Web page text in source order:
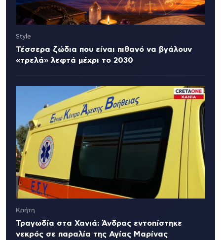
Style
Τέσσερα ζώδια που είναι πιθανό να βγάλουν
«τρελά» λεφτά μέχρι το 2030
Κρήτη
Τραγωδία στα Χανιά: Άνδρας εντοπίστηκε
νεκρός σε παραλία της Αγίας Μαρίνας